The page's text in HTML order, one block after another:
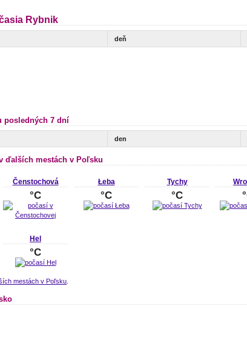
Rybnik
deň
posledných 7 dní
den
ďalších mestách v Poľsku
Čenstochová
°C
Łeba
°C
Tychy
°C
Hel
°C
mestách v Poľsku